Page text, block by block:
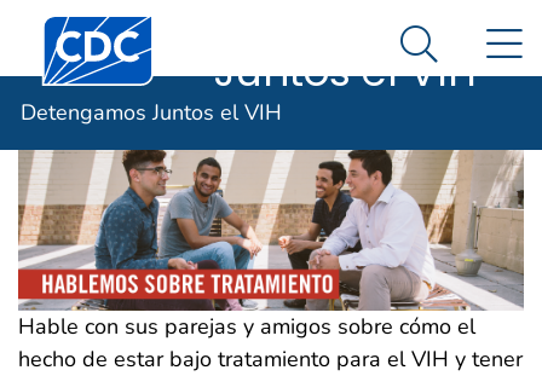
Un sitio oficial del Gobierno de Estados Unidos
Así es como usted puede verificarlo
Centros para el Control y la Prevención de
Detengamos
Juntos el VIH
Search
Detengamos Juntos el VIH
Inglés (English)
Hable con sus parejas y amigos sobre cómo el
hecho de estar bajo tratamiento para el VIH y tener